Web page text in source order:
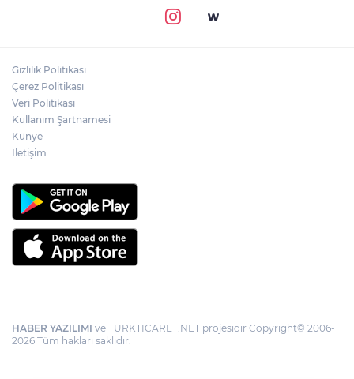
Gizlilik Politikası
Çerez Politikası
Veri Politikası
Kullanım Şartnamesi
Künye
İletişim
HABER YAZILIMI ve TURKTICARET.NET projesidir Copyright© 2006-
2026 Tüm hakları saklıdır.